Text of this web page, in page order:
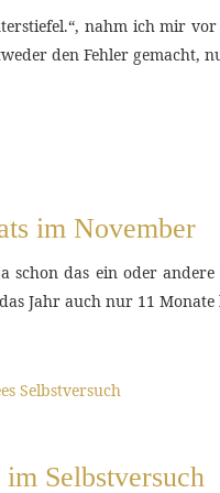
nahm ich mir
den Fehler gemacht,
im November
schon das ein oder
Jahr auch nur 11 Monate
Selbstversuch